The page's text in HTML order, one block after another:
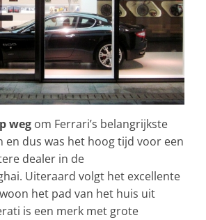
weg om Ferrari’s belangrijkste
en dus was het hoog tijd voor een
dealer in de
Uiteraard volgt het excellente
het pad van het huis uit
is een merk met grote